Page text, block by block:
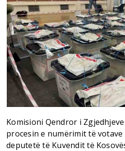
Komisioni Qendror i
procesin e numërimit të
deputetë të Kuvendit të